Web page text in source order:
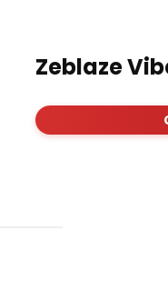
Zeblaze